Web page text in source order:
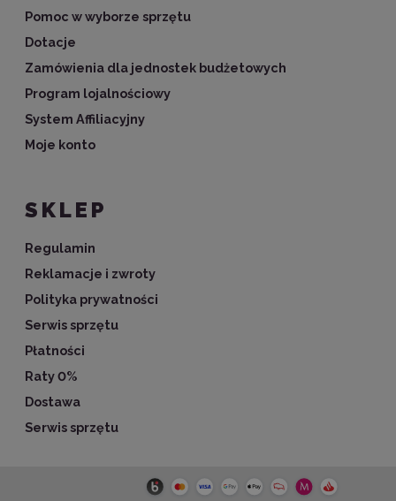
Pomoc w wyborze sprzętu
Dotacje
Zamówienia dla jednostek budżetowych
Program lojalnościowy
System Affiliacyjny
Moje konto
SKLEP
Regulamin
Reklamacje i zwroty
Polityka prywatności
Serwis sprzętu
Płatności
Raty 0%
Dostawa
Serwis sprzętu